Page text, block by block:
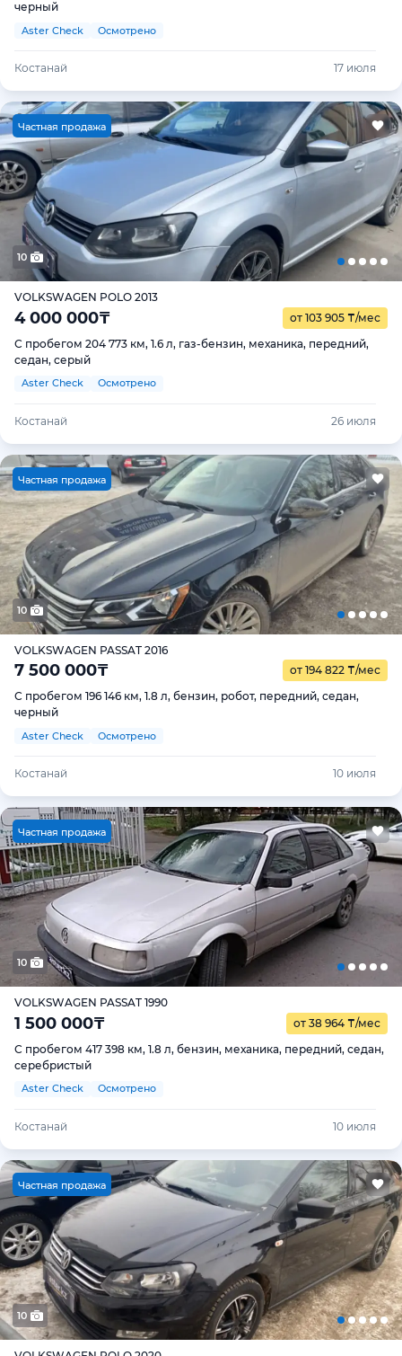
черный
Aster Check Осмотрено
Костанай 17 июля
Частная продажа
10
VOLKSWAGEN POLO 2013
4 000 000₸ от 103 905 ₸/мес
С пробегом 204 773 км, 1.6 л, газ-бензин, механика, передний,
седан, серый
Aster Check Осмотрено
Костанай 26 июля
Частная продажа
10
VOLKSWAGEN PASSAT 2016
7 500 000₸ от 194 822 ₸/мес
С пробегом 196 146 км, 1.8 л, бензин, робот, передний, седан,
черный
Aster Check Осмотрено
Костанай 10 июля
Частная продажа
10
VOLKSWAGEN PASSAT 1990
1 500 000₸ от 38 964 ₸/мес
С пробегом 417 398 км, 1.8 л, бензин, механика, передний, седан,
серебристый
Aster Check Осмотрено
Костанай 10 июля
Частная продажа
10